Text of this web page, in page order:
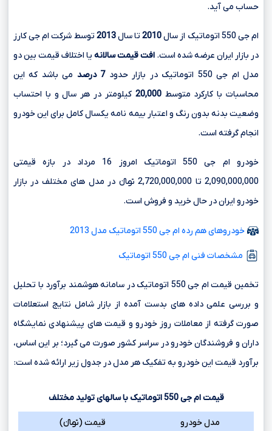
حساب می آید.
ام جی 550 اتوماتیک از سال 2010تا سال2013 توسط شرکت ام جی کارز
در بازار ایران عرضه شده است. افت قیمت سالانه یا اختلاف قیمت بین دو
مدل ام جی 550 اتوماتیک در بازار حدود
7 درصد
می باشد که این
محاسبات با کارکرد متوسط20,000 کیلومتر در هر سال و با احتساب
وضعیت بدنه بدون رنگ و اعتبار بیمه نامه یکسال کامل برای این خودرو
انجام گرفته است.
خودرو ام جی 550 اتوماتیک امروز 16 مرداد در بازه قیمتی
2,090,000,000 تا 2,720,000,000 تومانءءء در مدل های مختلف در بازار
خودرو ایران در حال خرید و فروش است.
خودروهای هم رده ام جی 550 اتوماتیک مدل 2013
مشخصات فنی ام جی 550 اتوماتیک
تخمین قیمت ام جی 550 اتوماتیک در سامانه هوشمند برآورد با تحلیل
و بررسی علمی داده های بدست آمده از بازار شامل نتایج استعلامات
صورت گرفته از معاملات روز خودرو و قیمت های پیشنهادی نمایشگاه
داران و فروشندگان خودرو در سراسر کشور صورت می گیرد؛ بر این اساس،
برآورد قیمت این خودرو به تفکیک هر مدل در جدول زیر ارائه شده است:
قیمت ام جی550اتوماتیک با سالهای تولید مختلف
مدل خودرو
قیمت (تومانءءء)